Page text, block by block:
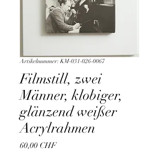
Artikelnummer: KM-031-026-0067
Filmstill, zwei
Männer, klobiger,
glänzend weißer
Acrylrahmen
60,00 CHFPreis